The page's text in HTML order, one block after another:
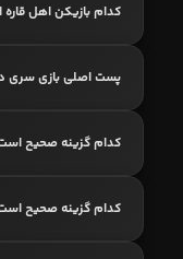
کدام بازیکن اهل قاره
پست اصلی بازی سری
کدام گزینه صحیح
کدام گزینه صحیح